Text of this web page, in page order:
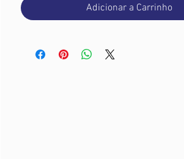
Adicionar a Carrinho